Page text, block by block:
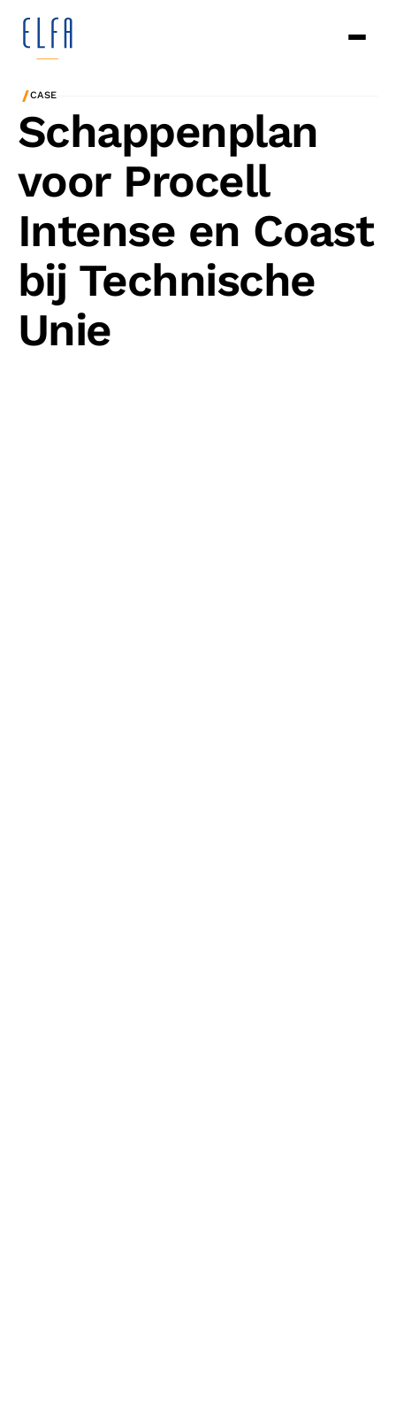
/CASE
Schappenplan
voor Procell
Intense en Coast
bij Technische
Unie